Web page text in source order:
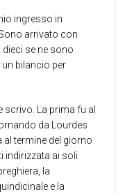
ingresso in
arrivato con
dieci se ne sono
un bilancio per
scrivo. La prima fu al
da Lourdes
termine del giorno
indirizzata ai soli
la
e la